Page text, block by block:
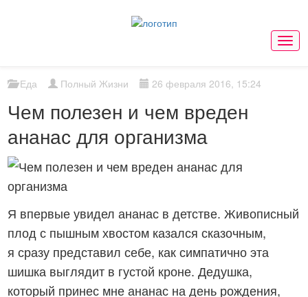
Еда Полный Жизни 26 февраля 2016, 15:24
Чем полезен и чем вреден
ананас для организма
Я впервые увидел ананас в детстве. Живописный
плод с пышным хвостом казался сказочным,
я сразу представил себе, как симпатично эта
шишка выглядит в густой кроне. Дедушка,
который принес мне ананас на день рождения,